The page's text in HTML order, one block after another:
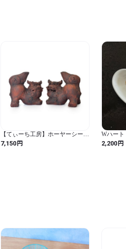
【てぃーち工房】ホーヤーシーサ
ー 黒（小）[やちむん]
7,150円
Wハート
2,200円